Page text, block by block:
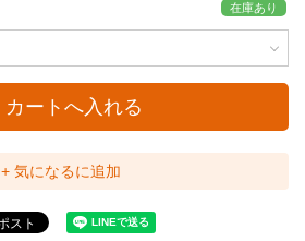
在庫あり
カートへ入れる
+ 気になるに追加